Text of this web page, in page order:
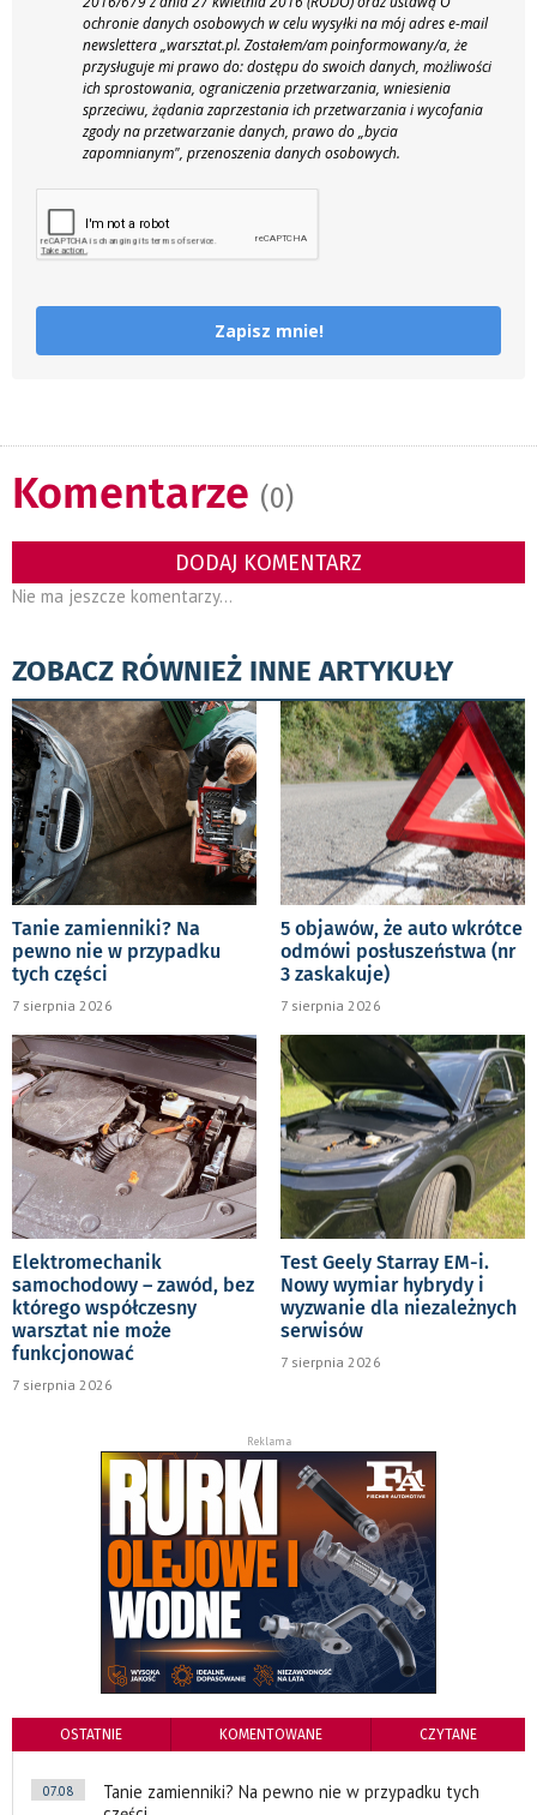
ochronie danych osobowych w celu wysyłki na mój adres e-mail
newslettera „warsztat.pl. Zostałem/am poinformowany/a, że
przysługuje mi prawo do: dostępu do swoich danych, możliwości
ich sprostowania, ograniczenia przetwarzania, wniesienia
sprzeciwu, żądania zaprzestania ich przetwarzania i wycofania
zgody na przetwarzanie danych, prawo do „bycia
zapomnianym", przenoszenia danych osobowych.
Zapisz mnie!
Komentarze (0)
DODAJ KOMENTARZ
Nie ma jeszcze komentarzy...
ZOBACZ RÓWNIEŻ INNE ARTYKUŁY
Tanie zamienniki? Na
pewno nie w przypadku
tych części
7 sierpnia 2026
5 objawów, że auto wkrótce
odmówi posłuszeństwa (nr
3 zaskakuje)
7 sierpnia 2026
Elektromechanik
samochodowy – zawód, bez
którego współczesny
warsztat nie może
funkcjonować
7 sierpnia 2026
Test Geely Starray EM-i.
Nowy wymiar hybrydy i
wyzwanie dla niezależnych
serwisów
7 sierpnia 2026
Reklama
OSTATNIE KOMENTOWANE CZYTANE
07.08
Tanie zamienniki? Na pewno nie w przypadku tych